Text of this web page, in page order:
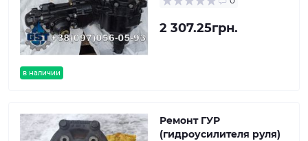
в наличии
2 307.25грн.
Ремонт ГУР
(гидроусилителя руля)